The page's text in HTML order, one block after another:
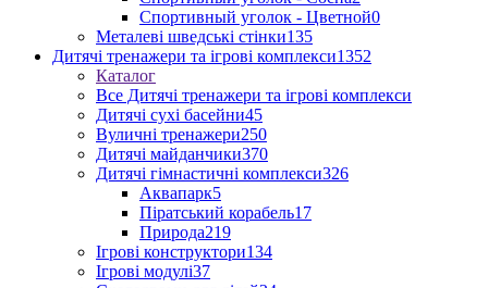
Спортивный уголок - Цветной0
Металеві шведські стінки135
Дитячі тренажери та ігрові комплекси1352
Каталог
Все Дитячі тренажери та ігрові комплекси
Дитячі сухі басейни45
Вуличні тренажери250
Дитячі майданчики370
Дитячі гімнастичні комплекси326
Аквапарк5
Піратський корабель17
Природа219
Ігрові конструктори134
Ігрові модулі37